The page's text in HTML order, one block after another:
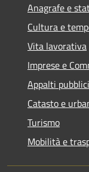
Anagrafe e
Cultura e
Vita lavorativa
Imprese e
Appalti pubblici
Catasto e
Turismo
Mobilità e